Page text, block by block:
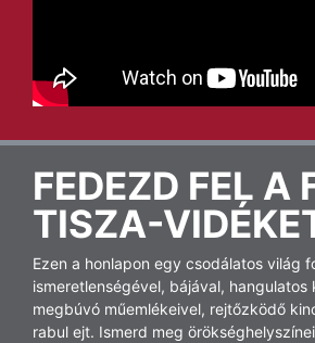
FEDEZD FEL A
TISZA-
Ezen a honlapon egy csodálatos világ
ismeretlenségével, bájával, hangulatos
megbúvó műemlékeivel, rejtőzködő
rabul ejt. Ismerd meg